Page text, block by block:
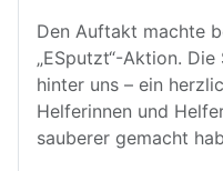
Den Auftakt machte
„ESputzt“-Aktion.
hinter uns – ein
Helferinnen und
sauberer gemacht